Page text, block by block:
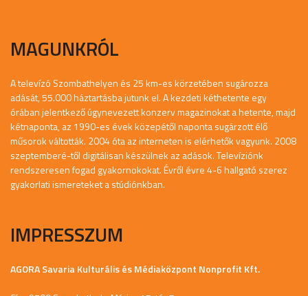
MAGUNKRÓL
A televízó Szombathelyen és 25 km-es körzetében sugározza
adását, 55.000 háztartásba jutunk el. A kezdeti kéthetente egy
órában jelentkező úgynevezett konzerv magazinokat a hetente, majd
kétnaponta, az 1990-es évek közepétől naponta sugárzott élő
műsorok váltották. 2004 óta az interneten is elérhetők vagyunk. 2008
szeptemberé-től digitálisan készülnek az adások. Televíziónk
rendszeresen fogad gyakornokokat. Évről évre 4-6 hallgató szerez
gyakorlati ismereteket a stúdiónkban.
IMPRESSZUM
AGORA Savaria Kulturális és Médiaközpont Nonprofit Kft.